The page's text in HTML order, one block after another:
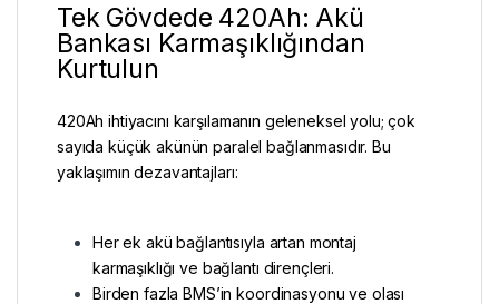
Tek Gövdede 420Ah: Akü
Bankası Karmaşıklığından
Kurtulun
420Ah ihtiyacını karşılamanın geleneksel yolu; çok
sayıda küçük akünün paralel bağlanmasıdır. Bu
yaklaşımın dezavantajları:
Her ek akü bağlantısıyla artan montaj
karmaşıklığı ve bağlantı dirençleri.
Birden fazla BMS’in koordinasyonu ve olası